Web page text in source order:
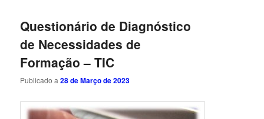
Questionário de Diagnóstico
de Necessidades de
Formação – TIC
Publicado a28 de Março de 2023